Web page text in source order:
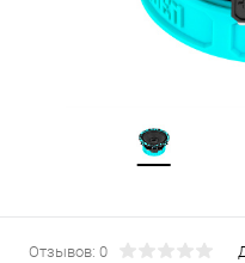
Отзывов: 0